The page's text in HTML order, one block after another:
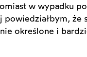
w wypadku
powiedziałbym, że
określone i